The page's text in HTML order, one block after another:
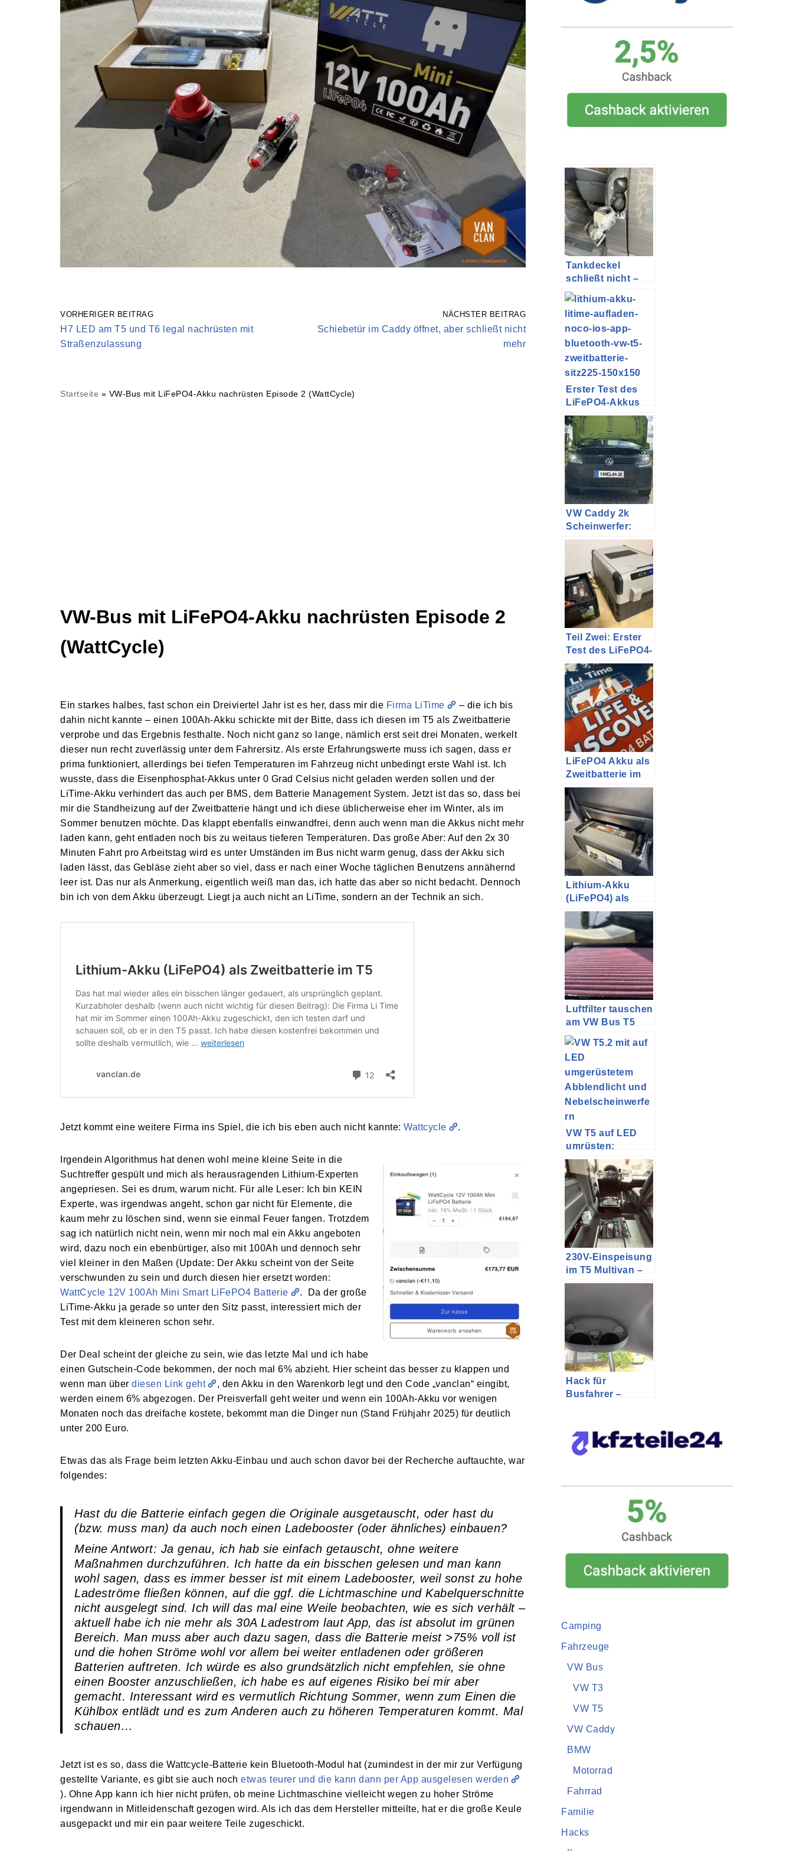
VORHERIGER BEITRAG
H7 LED am T5 und T6 legal nachrüsten mit
Straßenzulassung
NÄCHSTER BEITRAG
Schiebetür im Caddy öffnet, aber schließt nicht
mehr
Startseite » VW-Bus mit LiFePO4-Akku nachrüsten Episode 2 (WattCycle)
VW-Bus mit LiFePO4-Akku nachrüsten Episode 2
(WattCycle)
Ein starkes halbes, fast schon ein Dreiviertel Jahr ist es her, dass mir die Firma LiTime
– die ich bis
dahin nicht kannte – einen 100Ah-Akku schickte mit der Bitte, dass ich diesen im T5 als Zweitbatterie
verprobe und das Ergebnis festhalte. Noch nicht ganz so lange, nämlich erst seit drei Monaten, werkelt
dieser nun recht zuverlässig unter dem Fahrersitz. Als erste Erfahrungswerte muss ich sagen, dass er
prima funktioniert, allerdings bei tiefen Temperaturen im Fahrzeug nicht unbedingt erste Wahl ist. Ich
wusste, dass die Eisenphosphat-Akkus unter 0 Grad Celsius nicht geladen werden sollen und der
LiTime-Akku verhindert das auch per BMS, dem Batterie Management System. Jetzt ist das so, dass bei
mir die Standheizung auf der Zweitbatterie hängt und ich diese üblicherweise eher im Winter, als im
Sommer benutzen möchte. Das klappt ebenfalls einwandfrei, denn auch wenn man die Akkus nicht mehr
laden kann, geht entladen noch bis zu weitaus tieferen Temperaturen. Das große Aber: Auf den 2x 30
Minuten Fahrt pro Arbeitstag wird es unter Umständen im Bus nicht warm genug, dass der Akku sich
laden lässt, das Gebläse zieht aber so viel, dass er nach einer Woche täglichen Benutzens annähernd
leer ist. Das nur als Anmerkung, eigentlich weiß man das, ich hatte das aber so nicht bedacht. Dennoch
bin ich von dem Akku überzeugt. Liegt ja auch nicht an LiTime, sondern an der Technik an sich.
Jetzt kommt eine weitere Firma ins Spiel, die ich bis eben auch nicht kannte: Wattcycle .
Irgendein Algorithmus hat denen wohl meine kleine Seite in die
Suchtreffer gespült und mich als herausragenden Lithium-Experten
angepriesen. Sei es drum, warum nicht. Für alle Leser: Ich bin KEIN
Experte, was irgendwas angeht, schon gar nicht für Elemente, die
kaum mehr zu löschen sind, wenn sie einmal Feuer fangen. Trotzdem
sag ich natürlich nicht nein, wenn mir noch mal ein Akku angeboten
wird, dazu noch ein ebenbürtiger, also mit 100Ah und dennoch sehr
viel kleiner in den Maßen (Update: Der Akku scheint von der Seite
verschwunden zu sein und durch diesen hier ersetzt worden:
WattCycle 12V 100Ah Mini Smart LiFePO4 Batterie
. Da der große
LiTime-Akku ja gerade so unter den Sitz passt, interessiert mich der
Test mit dem kleineren schon sehr.
Der Deal scheint der gleiche zu sein, wie das letzte Mal und ich habe
einen Gutschein-Code bekommen, der noch mal 6% abzieht. Hier scheint das besser zu klappen und
wenn man über diesen Link geht
, den Akku in den Warenkorb legt und den Code „vanclan“ eingibt,
werden einem 6% abgezogen. Der Preisverfall geht weiter und wenn ein 100Ah-Akku vor wenigen
Monaten noch das dreifache kostete, bekommt man die Dinger nun (Stand Frühjahr 2025) für deutlich
unter 200 Euro.
Etwas das als Frage beim letzten Akku-Einbau und auch schon davor bei der Recherche auftauchte, war
folgendes:
Hast du die Batterie einfach gegen die Originale ausgetauscht, oder hast du
(bzw. muss man) da auch noch einen Ladebooster (oder ähnliches) einbauen?
Meine Antwort: Ja genau, ich hab sie einfach getauscht, ohne weitere
Maßnahmen durchzuführen. Ich hatte da ein bisschen gelesen und man kann
wohl sagen, dass es immer besser ist mit einem Ladebooster, weil sonst zu hohe
Ladeströme fließen können, auf die ggf. die Lichtmaschine und Kabelquerschnitte
nicht ausgelegt sind. Ich will das mal eine Weile beobachten, wie es sich verhält –
aktuell habe ich nie mehr als 30A Ladestrom laut App, das ist absolut im grünen
Bereich. Man muss aber auch dazu sagen, dass die Batterie meist >75% voll ist
und die hohen Ströme wohl vor allem bei weiter entladenen oder größeren
Batterien auftreten. Ich würde es also grundsätzlich nicht empfehlen, sie ohne
einen Booster anzuschließen, ich habe es auf eigenes Risiko bei mir aber
gemacht. Interessant wird es vermutlich Richtung Sommer, wenn zum Einen die
Kühlbox entlädt und es zum Anderen auch zu höheren Temperaturen kommt. Mal
schauen…
Jetzt ist es so, dass die Wattcycle-Batterie kein Bluetooth-Modul hat (zumindest in der mir zur Verfügung
gestellte Variante, es gibt sie auch noch etwas teurer und die kann dann per App ausgelesen werden
). Ohne App kann ich hier nicht prüfen, ob meine Lichtmaschine vielleicht wegen zu hoher Ströme
irgendwann in Mitleidenschaft gezogen wird. Als ich das dem Hersteller mitteilte, hat er die große Keule
ausgepackt und mir ein paar weitere Teile zugeschickt.
Tankdeckel
schließt nicht –
abstehende
Tankklappe beim
VW T5 reparieren
Erster Test des
LiFePO4-Akkus
VW Caddy 2k
Scheinwerfer:
Halogen H4
Leuchtmittel
durch LED
tauschen
Teil Zwei: Erster
Test des LiFePO4-
Akkus
LiFePO4 Akku als
Zweitbatterie im
VW T5
Lithium-Akku
(LiFePO4) als
Zweitbatterie im
Luftfilter tauschen
am VW Bus T5
(Sportluftfilter
K&N)
VW T5 auf LED
umrüsten:
Nebellampen HB4
und Osram Night
Breaker Gen 2
230V-Einspeisung
im T5 Multivan –
Teil 5
Hack für
Busfahrer –
T5 Multivan
Camping
Fahrzeuge
VW Bus
VW T3
VW T5
VW Caddy
BMW
Motorrad
Fahrrad
Familie
Hacks